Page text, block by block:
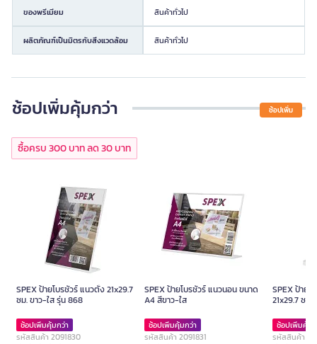
ของพรีเมียม สินค้าทั่วไป
ผลิตภัณฑ์เป็นมิตรกับสิ่งแวดล้อม สินค้าทั่วไป
ช้อปเพิ่มคุ้มกว่า ช้อปเพิ่ม
ซื้อครบ 300 บาท ลด 30 บาท
SPEX ป้ายโบรชัวร์ แนวตั้ง 21x29.7
ซม. ขาว-ใส รุ่น 868
ช้อปเพิ่มคุ้มกว่า
รหัสสินค้า 2091830
SPEX ป้ายโบรชัวร์ แนวนอน ขนาด
A4 สีขาว-ใส
ช้อปเพิ่มคุ้มกว่า
รหัสสินค้า 2091831
SPEX ป้าย
21x29.7 ซม.
ช้อปเพิ่มคุ้ม
รหัสสินค้า